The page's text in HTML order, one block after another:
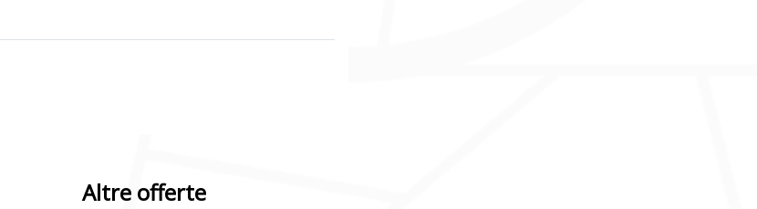
Altre offerte